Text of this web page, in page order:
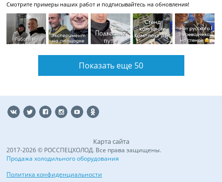
Смотрите примеры наших работ и подписывайтесь на обновления!
Показать еще 50
2017-2026 © РОССПЕЦХОЛОД. Все права защищены.
Продажа холодильного оборудования
Политика конфиденциальности
Карта сайта